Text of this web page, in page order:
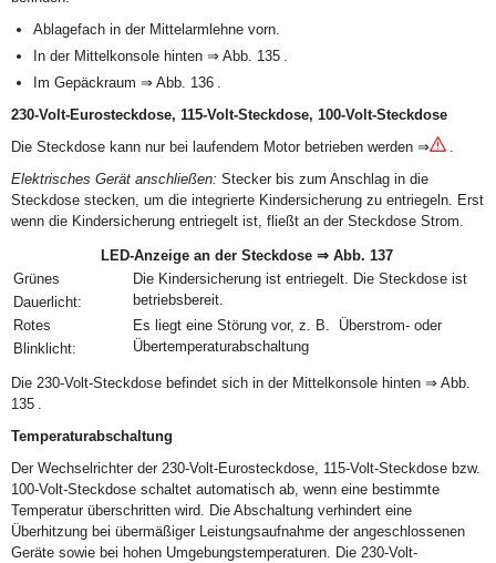
Ablagefach in der Mittelarmlehne vorn.
In der Mittelkonsole hinten ⇒ Abb. 135 .
Im Gepäckraum ⇒ Abb. 136 .
230-Volt-Eurosteckdose, 115-Volt-Steckdose, 100-Volt-Steckdose
Die Steckdose kann nur bei laufendem Motor betrieben werden ⇒
Elektrisches Gerät anschließen: Stecker bis zum Anschlag in die
Steckdose stecken, um die integrierte Kindersicherung zu entriegeln. Erst
wenn die Kindersicherung entriegelt ist, fließt an der Steckdose Strom.
LED-Anzeige an der Steckdose ⇒ Abb. 137
Grünes
Die Kindersicherung ist entriegelt. Die Steckdose ist
betriebsbereit.
Dauerlicht:
Rotes
Es liegt eine Störung vor, z. B. Überstrom- oder
Übertemperaturabschaltung
Blinklicht:
Die 230-Volt-Steckdose befindet sich in der Mittelkonsole hinten ⇒ Abb.
135 .
Temperaturabschaltung
Der Wechselrichter der 230-Volt-Eurosteckdose, 115-Volt-Steckdose bzw.
100-Volt-Steckdose schaltet automatisch ab, wenn eine bestimmte
Temperatur überschritten wird. Die Abschaltung verhindert eine
Überhitzung bei übermäßiger Leistungsaufnahme der angeschlossenen
Geräte sowie bei hohen Umgebungstemperaturen. Die 230-Volt-